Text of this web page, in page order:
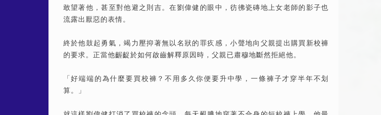
敢望著他，甚至對他避之則吉。在劉偉健的眼中，彷彿瓷磚地上女老師的影子也
流露出厭惡的表情。
終於他鼓起勇氣，竭力壓抑著無以名狀的罪疚感，小聲地向父親提出購買新校褲
的要求。正當他齷齪於如何啟齒解釋原因時，父親已肅穆地斷然拒絕他。
「好端端的為什麼要買校褲？不用多久你便要升中學，一條褲子才穿半年不划
算。」